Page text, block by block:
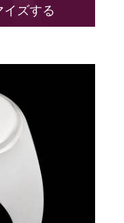
イズする